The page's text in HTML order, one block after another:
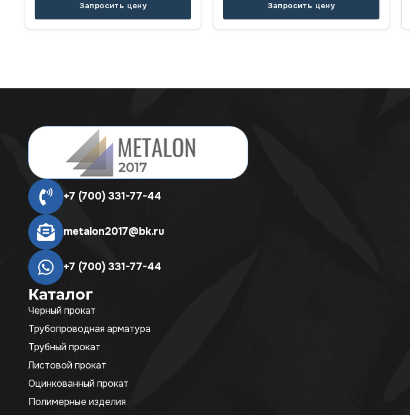
Запросить цену Запросить цену
+7 (700) 331-77-44
metalon2017@bk.ru
+7 (700) 331-77-44
Каталог
Черный прокат
Трубопроводная арматура
Трубный прокат
Листовой прокат
Оцинкованный прокат
Полимерные изделия